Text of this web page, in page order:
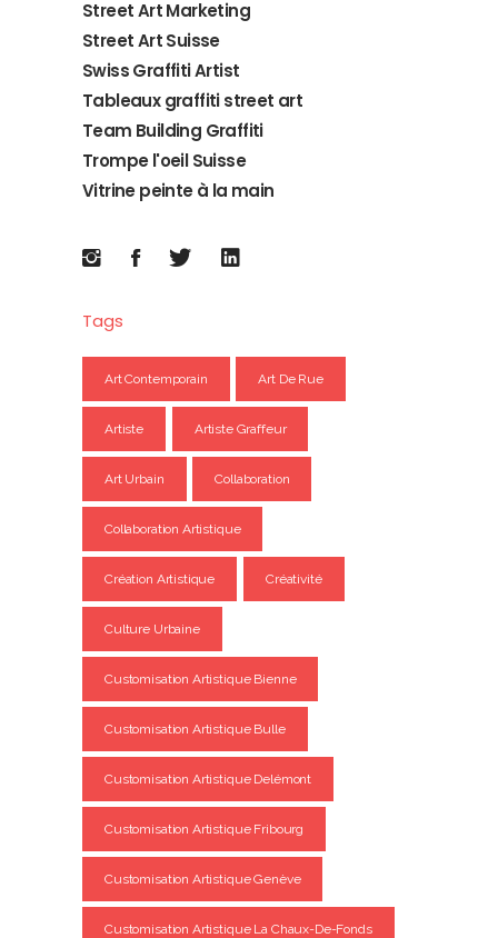
Street Art Marketing
Street Art Suisse
Swiss Graffiti Artist
Tableaux graffiti street art
Team Building Graffiti
Trompe l'oeil Suisse
Vitrine peinte à la main
Tags
Art Contemporain Art De Rue
Artiste Artiste Graffeur
Art Urbain Collaboration
Collaboration Artistique
Création Artistique Créativité
Culture Urbaine
Customisation Artistique Bienne
Customisation Artistique Bulle
Customisation Artistique Delémont
Customisation Artistique Fribourg
Customisation Artistique Genève
Customisation Artistique La Chaux-De-Fonds